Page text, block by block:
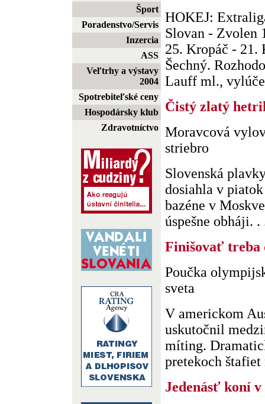
Šport
Poradenstvo/Servis
Inzercia
ASS
Veľtrhy a výstavy
2004
Spotrebiteľské ceny
Hospodársky klub
Zdravotníctvo
HOKEJ:
Slovan - Zvolen
25. Kropáč - 21.
Šechný.
Lauff ml.,
Čistý zlatý
Moravcová
striebro
Slovenská
dosiahla v
bazéne v
úspešne obháji. .
Finišovať treba
Poučka
sveta
V americkom
uskutočnil
míting.
pretekoch štafiet
Jedenásť koní